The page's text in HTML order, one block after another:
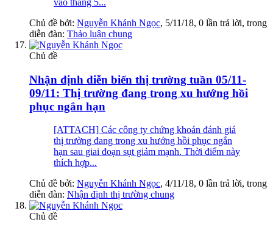
vào tháng 5...
Chủ đề bởi: Nguyễn Khánh Ngọc, 5/11/18, 0 lần trả lời, trong
diễn đàn: Thảo luận chung
Chủ đề
Nhận định diễn biến thị trường tuần 05/11-
09/11: Thị trường đang trong xu hướng hồi
phục ngắn hạn
[ATTACH] Các công ty chứng khoán đánh giá
thị trường đang trong xu hướng hồi phục ngắn
hạn sau giai đoạn sụt giảm mạnh. Thời điểm này
thích hợp...
Chủ đề bởi: Nguyễn Khánh Ngọc, 4/11/18, 0 lần trả lời, trong
diễn đàn: Nhận định thị trường chung
Chủ đề